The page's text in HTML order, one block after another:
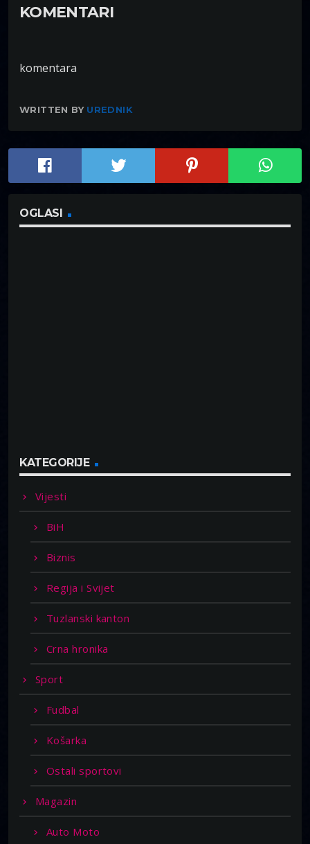
KOMENTARI
komentara
WRITTEN BY UREDNIK
OGLASI
KATEGORIJE
Vijesti
BiH
Biznis
Regija i Svijet
Tuzlanski kanton
Crna hronika
Sport
Fudbal
Košarka
Ostali sportovi
Magazin
Auto Moto